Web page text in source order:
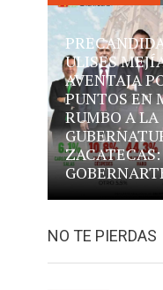
ULISES
AVENTAJA
PUNTOS EN
RUMBO A LA
ZACATECAS:
NO TE PIERDAS